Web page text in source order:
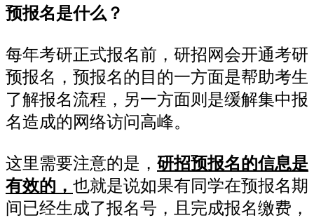
预报名是什么？
每年考研正式报名前，研招网会开通考研
预报名，预报名的目的一方面是帮助考生
了解报名流程，另一方面则是缓解集中报
名造成的网络访问高峰。
这里需要注意的是， 研招预报名的信息是
有效的， 也就是说如果有同学在预报名期
间已经生成了报名号，且完成报名缴费，